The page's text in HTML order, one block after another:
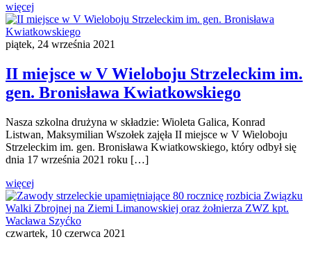
więcej
piątek, 24 września 2021
II miejsce w V Wieloboju Strzeleckim im.
gen. Bronisława Kwiatkowskiego
Nasza szkolna drużyna w składzie: Wioleta Galica, Konrad
Listwan, Maksymilian Wszołek zajęła II miejsce w V Wieloboju
Strzeleckim im. gen. Bronisława Kwiatkowskiego, który odbył się
dnia 17 września 2021 roku […]
więcej
czwartek, 10 czerwca 2021